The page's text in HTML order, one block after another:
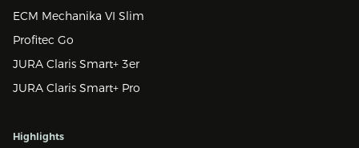
ECM Mechanika VI Slim
Profitec Go
JURA Claris Smart+ 3er
JURA Claris Smart+ Pro
Highlights